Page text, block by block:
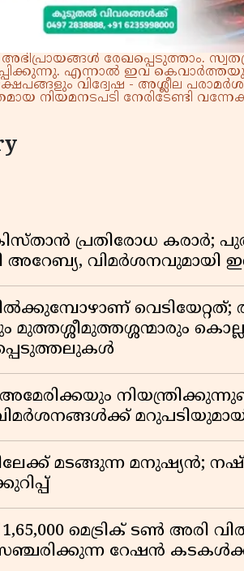
രേഖപ്പെടുത്താം.
എന്നാൽ ഇവ
വിദ്വേഷ - അശ്ലീല
നിയമനടപടി നേരിടേണ്ടി
പ്രതിരോധ കരാർ;
അറേബ്യ, വിമർശനവുമായി
മടങ്ങുന്ന മനുഷ്യൻ;
മെട്രിക് ടൺ അരി
റേഷൻ